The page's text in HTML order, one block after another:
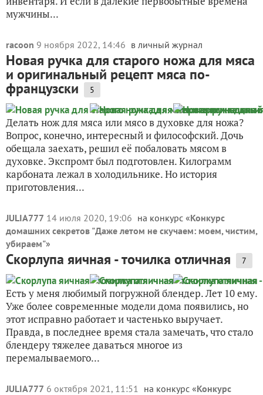
мужчины...
racoon 9 ноября 2022, 14:46 в личный журнал
Новая ручка для старого ножа для мяса
и оригинальный рецепт мяса по-
французски 5
Делать нож для мяса или мясо в духовке для ножа?
Вопрос, конечно, интересный и философский. Дочь
обещала заехать, решил её побаловать мясом в
духовке. Экспромт был подготовлен. Килограмм
карбоната лежал в холодильнике. Но история
приготовления...
JULIA777 14 июля 2020, 19:06 на конкурс «Конкурс
домашних секретов "Даже летом не скучаем: моем, чистим,
убираем"»
Скорлупа яичная - точилка отличная 7
Есть у меня любимый погружной блендер. Лет 10 ему.
Уже более современные модели дома появились, но
этот исправно работает и частенько выручает.
Правда, в последнее время стала замечать, что стало
блендеру тяжелее даваться многое из
перемалываемого...
JULIA777 6 октября 2021, 11:51 на конкурс «Конкурс